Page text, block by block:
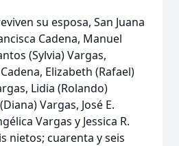
su esposa, San Juana
Cadena, Manuel
(Sylvia) Vargas,
Elizabeth (Rafael)
Lidia (Rolando)
Vargas, José E.
Vargas y Jessica R.
nietos; cuarenta y seis